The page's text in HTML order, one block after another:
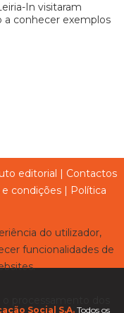
In visitaram
a conhecer exemplos
editorial
Contactos
condições
Política
Social S.A. Todos os
do utilizador,
funcionalidades de